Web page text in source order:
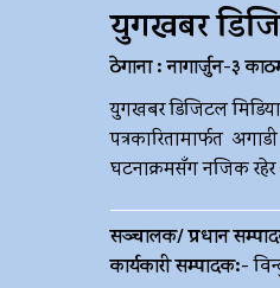
युगखबर
ठेगाना : नागार्जुन-३
युगखबर डिजिटल
पत्रकारितामार्फत
घटनाक्रमसँग नजिक रहेर
सञ्चालक/ प्रधान
कार्यकारी सम्पादक:-